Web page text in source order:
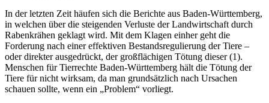
In der letzten Zeit häufen sich die Berichte aus Baden-Württemberg,
in welchen über die steigenden Verluste der Landwirtschaft durch
Rabenkrähen geklagt wird. Mit dem Klagen einher geht die
Forderung nach einer effektiven Bestandsregulierung der Tiere –
oder direkter ausgedrückt, der großflächigen Tötung dieser (1).
Menschen für Tierrechte Baden-Württemberg hält die Tötung der
Tiere für nicht wirksam, da man grundsätzlich nach Ursachen
schauen sollte, wenn ein „Problem“ vorliegt.